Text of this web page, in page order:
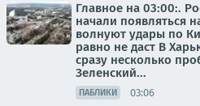
Главное на 03:00:.
начали появляться
волнуют удары по
равно не даст В
сразу несколько
Зеленский...
ПАБЛИКИ 03:06